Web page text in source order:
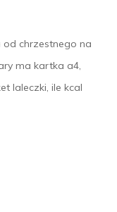
od chrzestnego na
ma kartka a4,
laleczki, ile kcal